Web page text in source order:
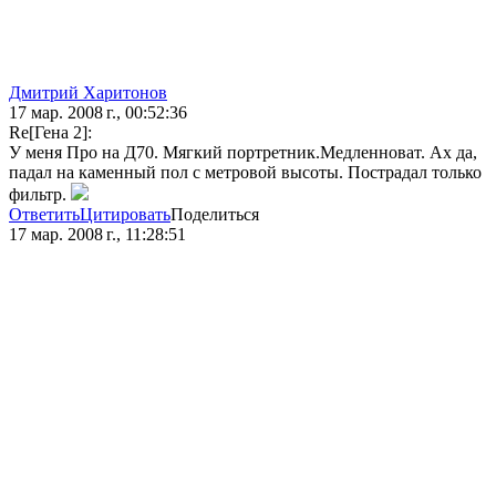
Дмитрий Харитонов
17 мар. 2008 г., 00:52:36
Re[Гена 2]:
У меня Про на Д70. Мягкий портретник.Медленноват. Ах да,
падал на каменный пол с метровой высоты. Пострадал только
фильтр.
ОтветитьЦитироватьПоделиться
17 мар. 2008 г., 11:28:51